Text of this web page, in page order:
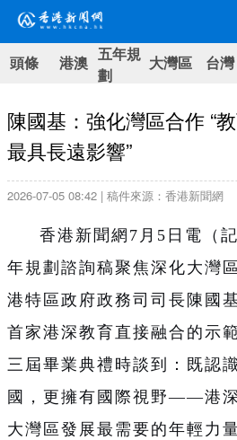
頭條 港澳 五年規
劃
大灣區 台灣
陳國基：強化灣區合作 “
最具長遠影響”
2026-07-05 08:42 | 稿件來源：香港新聞網
香港新聞網7月5日電（
年規劃諮詢稿聚焦深化大灣
港特區政府政務司司長陳國
首家港深教育直接融合的示
三屆畢業典禮時談到：既認
國，更擁有國際視野——港深
大灣區發展最需要的年輕力